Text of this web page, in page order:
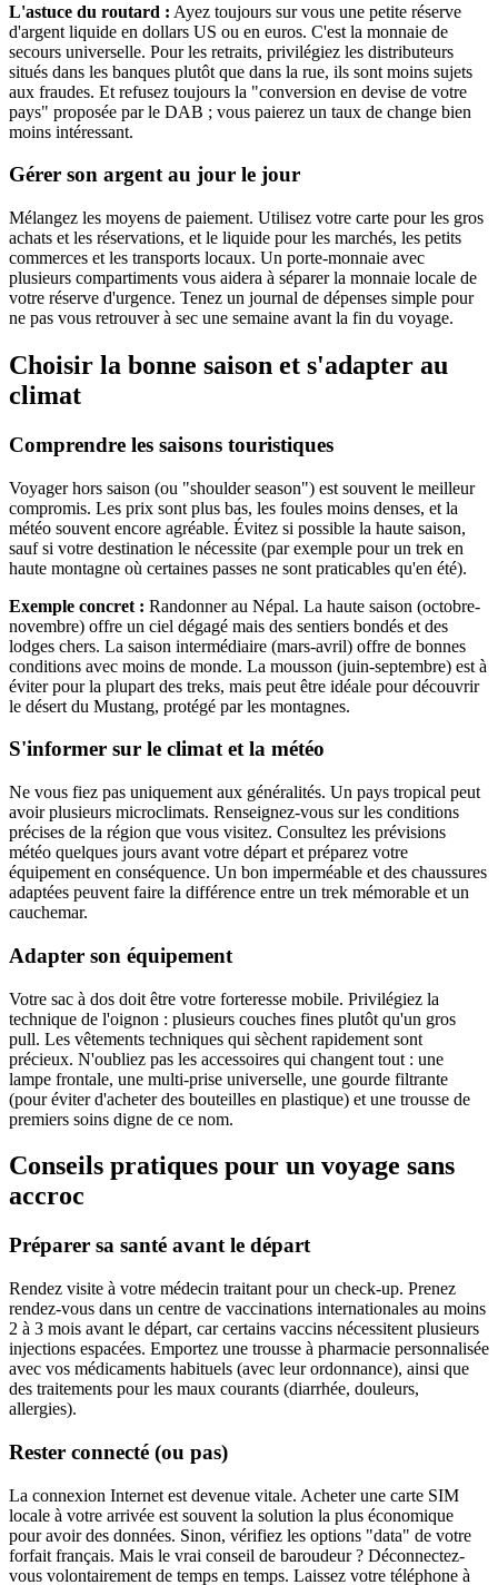
L'astuce du routard : Ayez toujours sur vous une petite réserve
d'argent liquide en dollars US ou en euros. C'est la monnaie de
secours universelle. Pour les retraits, privilégiez les distributeurs
situés dans les banques plutôt que dans la rue, ils sont moins sujets
aux fraudes. Et refusez toujours la "conversion en devise de votre
pays" proposée par le DAB ; vous paierez un taux de change bien
moins intéressant.
Gérer son argent au jour le jour
Mélangez les moyens de paiement. Utilisez votre carte pour les gros
achats et les réservations, et le liquide pour les marchés, les petits
commerces et les transports locaux. Un porte-monnaie avec
plusieurs compartiments vous aidera à séparer la monnaie locale de
votre réserve d'urgence. Tenez un journal de dépenses simple pour
ne pas vous retrouver à sec une semaine avant la fin du voyage.
Choisir la bonne saison et s'adapter au
climat
Comprendre les saisons touristiques
Voyager hors saison (ou "shoulder season") est souvent le meilleur
compromis. Les prix sont plus bas, les foules moins denses, et la
météo souvent encore agréable. Évitez si possible la haute saison,
sauf si votre destination le nécessite (par exemple pour un trek en
haute montagne où certaines passes ne sont praticables qu'en été).
Exemple concret : Randonner au Népal. La haute saison (octobre-
novembre) offre un ciel dégagé mais des sentiers bondés et des
lodges chers. La saison intermédiaire (mars-avril) offre de bonnes
conditions avec moins de monde. La mousson (juin-septembre) est à
éviter pour la plupart des treks, mais peut être idéale pour découvrir
le désert du Mustang, protégé par les montagnes.
S'informer sur le climat et la météo
Ne vous fiez pas uniquement aux généralités. Un pays tropical peut
avoir plusieurs microclimats. Renseignez-vous sur les conditions
précises de la région que vous visitez. Consultez les prévisions
météo quelques jours avant votre départ et préparez votre
équipement en conséquence. Un bon imperméable et des chaussures
adaptées peuvent faire la différence entre un trek mémorable et un
cauchemar.
Adapter son équipement
Votre sac à dos doit être votre forteresse mobile. Privilégiez la
technique de l'oignon : plusieurs couches fines plutôt qu'un gros
pull. Les vêtements techniques qui sèchent rapidement sont
précieux. N'oubliez pas les accessoires qui changent tout : une
lampe frontale, une multi-prise universelle, une gourde filtrante
(pour éviter d'acheter des bouteilles en plastique) et une trousse de
premiers soins digne de ce nom.
Conseils pratiques pour un voyage sans
accroc
Préparer sa santé avant le départ
Rendez visite à votre médecin traitant pour un check-up. Prenez
rendez-vous dans un centre de vaccinations internationales au moins
2 à 3 mois avant le départ, car certains vaccins nécessitent plusieurs
injections espacées. Emportez une trousse à pharmacie personnalisée
avec vos médicaments habituels (avec leur ordonnance), ainsi que
des traitements pour les maux courants (diarrhée, douleurs,
allergies).
Rester connecté (ou pas)
La connexion Internet est devenue vitale. Acheter une carte SIM
locale à votre arrivée est souvent la solution la plus économique
pour avoir des données. Sinon, vérifiez les options "data" de votre
forfait français. Mais le vrai conseil de baroudeur ? Déconnectez-
vous volontairement de temps en temps. Laissez votre téléphone à